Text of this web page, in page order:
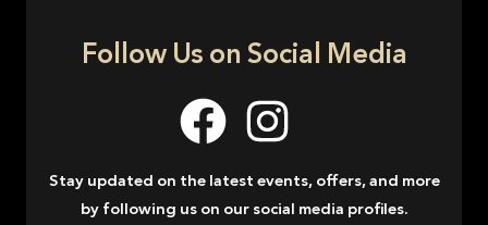
Follow Us on Social Media
Stay updated on the latest events, offers, and more
by following us on our social media profiles.